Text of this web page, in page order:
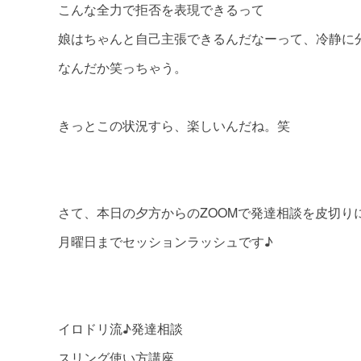
こんな全力で拒否を表現できるって
娘はちゃんと自己主張できるんだなーって、冷静に
なんだか笑っちゃう。
きっとこの状況すら、楽しいんだね。笑
さて、本日の夕方からのZOOMで発達相談を皮切り
月曜日までセッションラッシュです♪
イロドリ流♪発達相談